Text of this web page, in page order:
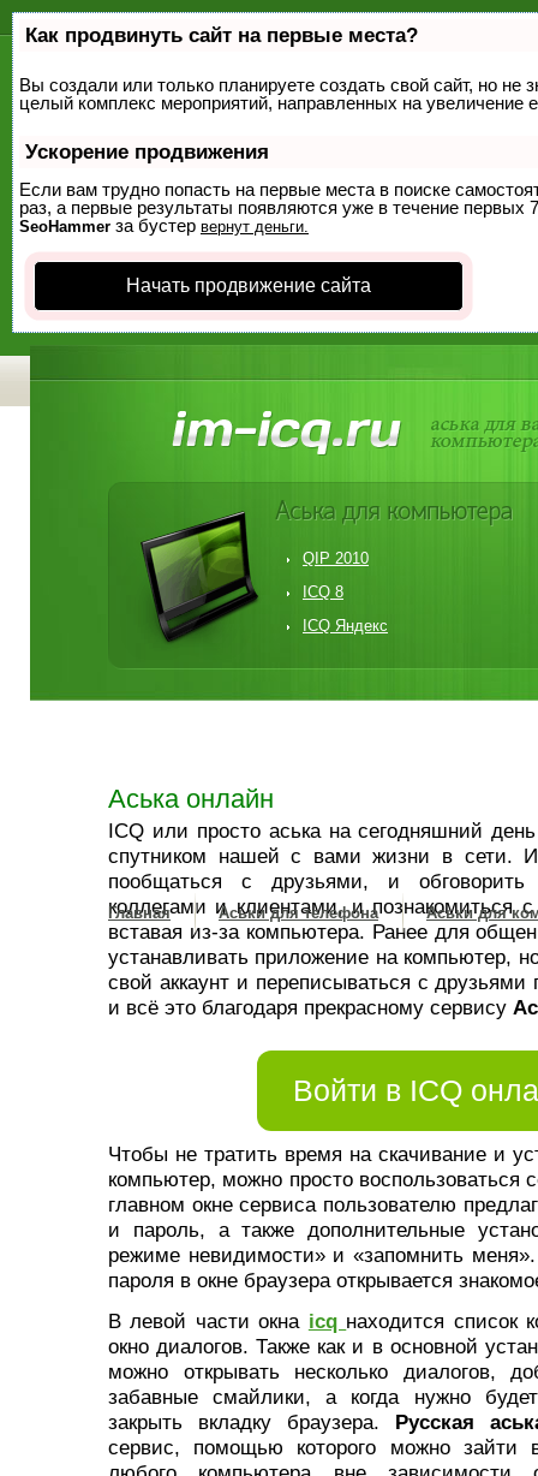
Как продвинуть сайт на первые места?
Вы создали или только планируете создать свой сайт, но не
целый комплекс мероприятий, направленных на увеличение
Ускорение продвижения
Если вам трудно попасть на первые места в поиске
раз, а первые результаты появляются уже в течение первых
SeoHammer за бустер вернут деньги.
Начать продвижение сайта
QIP 2010
ICQ 8
ICQ Яндекс
Главная Аськи для телефона Аськи для
Аська онлайн
ICQ или просто аська на сегодняшний
спутником нашей с вами жизни в сети.
пообщаться с друзьями, и
коллегами и клиентами, и познакомиться
вставая из-за компьютера. Ранее для
устанавливать приложение на компьютер,
свой аккаунт и переписываться с друзьями
и всё это благодаря прекрасному сервису
Войти в ICQ
Чтобы не тратить время на скачивание и
компьютер, можно просто воспользоваться
главном окне сервиса пользователю
и пароль, а также дополнительные
режиме невидимости» и «запомнить
пароля в окне браузера открывается
В левой части окна icq находится список
окно диалогов. Также как и в основной
можно открывать несколько диалогов,
забавные смайлики, а когда нужно
закрыть вкладку браузера. Русская
сервис, помощью которого можно зайти